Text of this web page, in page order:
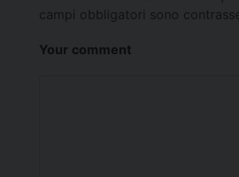
campi obbligatori sono
Your comment